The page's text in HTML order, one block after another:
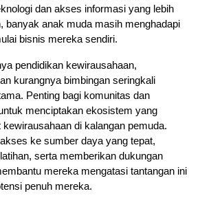
dan akses informasi yang lebih
banyak anak muda masih menghadapi
bisnis mereka sendiri.
pendidikan kewirausahaan,
kurangnya bimbingan seringkali
Penting bagi komunitas dan
menciptakan ekosistem yang
di kalangan pemuda.
ke sumber daya yang tepat,
serta memberikan dukungan
mereka mengatasi tantangan ini
penuh mereka.